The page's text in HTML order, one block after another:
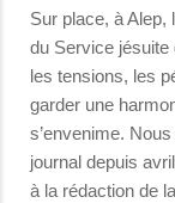
Sur place, à Alep,
du Service jésuite
les tensions, les
garder une
s’envenime.
journal depuis
à la rédaction de